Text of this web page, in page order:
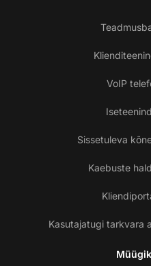
VoIP
Sissetuleva
Kaebuste
Kasutajatugi tarkvara